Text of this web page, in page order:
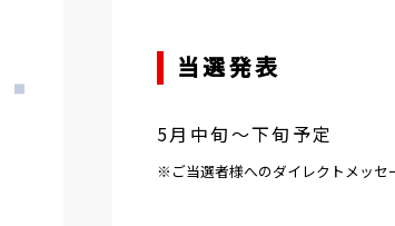
当選発表
5月中旬～下旬予定
※ご当選者様へのダイレクトメッセ